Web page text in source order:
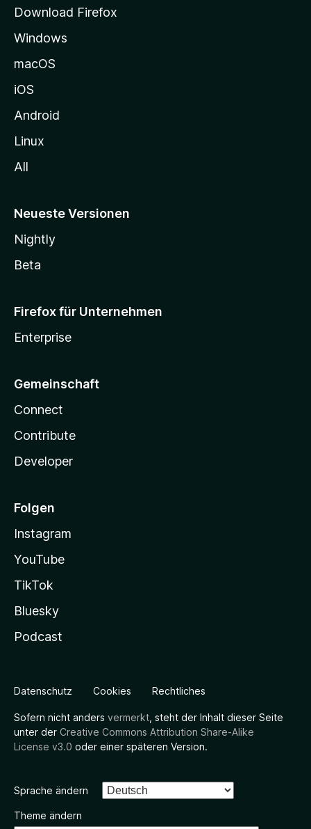
e
g
e
n
Download Firefox
Windows
macOS
iOS
Android
Linux
All
Neueste Versionen
Nightly
Beta
Firefox für Unternehmen
Enterprise
Gemeinschaft
Connect
Contribute
Developer
Folgen
Instagram
YouTube
TikTok
Bluesky
Podcast
Datenschutz Cookies Rechtliches
Sofern nicht anders vermerkt , steht der Inhalt dieser Seite
unter der Creative Commons Attribution Share-Alike
License v3.0 oder einer späteren Version.
Sprache ändern
Theme ändern